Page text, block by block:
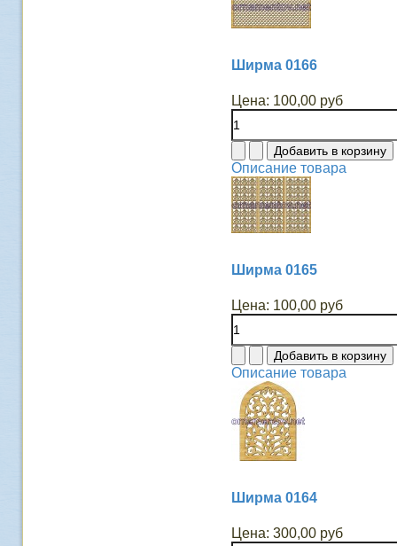
Ширма 0166
Цена: 100,00 руб
Описание товара
Ширма 0165
Цена: 100,00 руб
Описание товара
Ширма 0164
Цена: 300,00 руб